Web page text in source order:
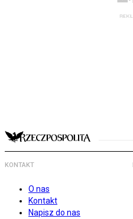
KONTAKT
O nas
Kontakt
Napisz do nas